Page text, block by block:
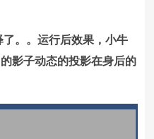
。。运行后效果，小牛
影子动态的投影在身后的